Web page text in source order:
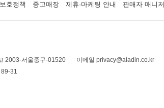
호정책 중고매장 제휴·마케팅 안내 판매자 매니저
2003-서울중구-01520
이메일 privacy@aladin.co.kr
31